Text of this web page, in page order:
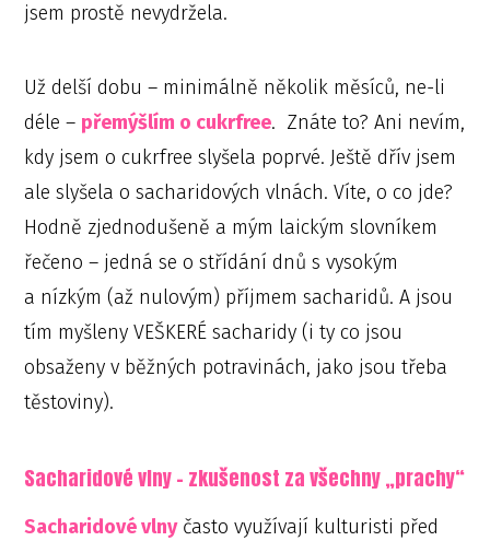
jsem prostě nevydržela.
Už delší dobu – minimálně několik měsíců, ne-li
déle – přemýšlím o cukrfree. Znáte to? Ani nevím,
kdy jsem o cukrfree slyšela poprvé. Ještě dřív jsem
ale slyšela o sacharidových vlnách. Víte, o co jde?
Hodně zjednodušeně a mým laickým slovníkem
řečeno – jedná se o střídání dnů s vysokým
a nízkým (až nulovým) příjmem sacharidů. A jsou
tím myšleny VEŠKERÉ sacharidy (i ty co jsou
obsaženy v běžných potravinách, jako jsou třeba
těstoviny).
Sacharidové vlny – zkušenost za všechny „prachy“
Sacharidové vlnyčasto využívají kulturisti před